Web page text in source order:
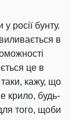
росії бунту.
в
це в
кажу, що
крило, будь-
того, щоби